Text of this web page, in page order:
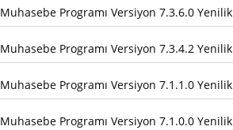
Muhasebe Programı Versiyon 7.3.6.0
Muhasebe Programı Versiyon 7.3.4.2
Muhasebe Programı Versiyon 7.1.1.0
Muhasebe Programı Versiyon 7.1.0.0